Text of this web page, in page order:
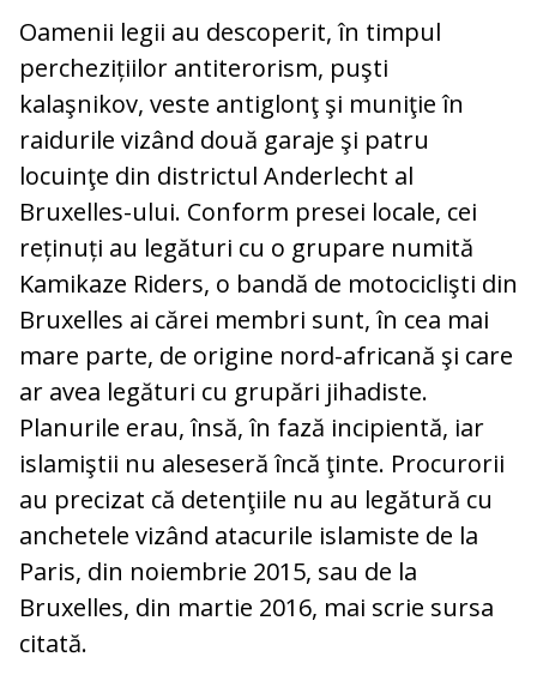
Oamenii legii au descoperit, în timpul
perchezițiilor antiterorism, puşti
kalaşnikov, veste antiglonţ şi muniţie în
raidurile vizând două garaje şi patru
locuinţe din districtul Anderlecht al
Bruxelles-ului. Conform presei locale, cei
reținuți au legături cu o grupare numită
Kamikaze Riders, o bandă de motociclişti din
Bruxelles ai cărei membri sunt, în cea mai
mare parte, de origine nord-africană şi care
ar avea legături cu grupări jihadiste.
Planurile erau, însă, în fază incipientă, iar
islamiştii nu aleseseră încă ţinte. Procurorii
au precizat că detenţiile nu au legătură cu
anchetele vizând atacurile islamiste de la
Paris, din noiembrie 2015, sau de la
Bruxelles, din martie 2016, mai scrie sursa
citată.